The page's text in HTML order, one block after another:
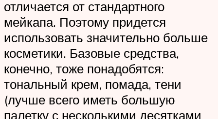
отличается от стандартного
мейкапа. Поэтому придется
использовать значительно больше
косметики. Базовые средства,
конечно, тоже понадобятся:
тональный крем, помада, тени
(лучше всего иметь большую
палетку с несколькими десятками